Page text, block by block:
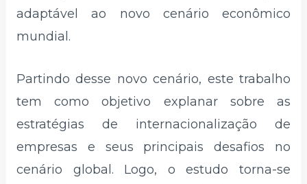
adaptável ao novo cenário econômico
mundial.
Partindo desse novo cenário, este trabalho
tem como objetivo explanar sobre as
estratégias de internacionalização de
empresas e seus principais desafios no
cenário global. Logo, o estudo torna-se